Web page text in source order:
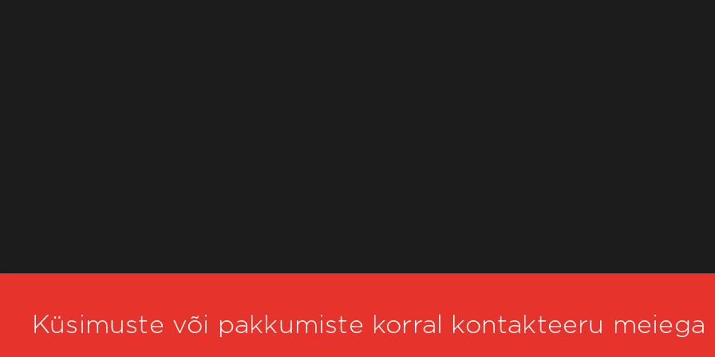
Küsimuste või pakkumiste korral kontakteeru meiega